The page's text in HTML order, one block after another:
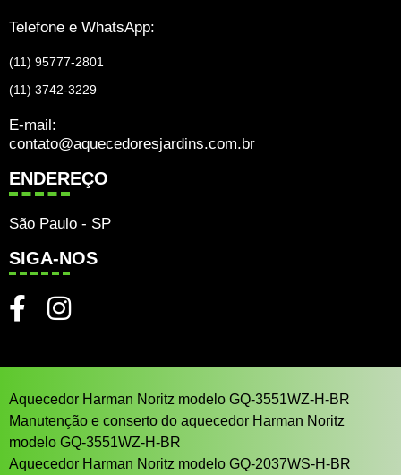
Telefone e WhatsApp:
(11) 95777-2801
(11) 3742-3229
E-mail:
contato@aquecedoresjardins.com.br
ENDEREÇO
São Paulo - SP
SIGA-NOS
Aquecedor Harman Noritz modelo GQ-3551WZ-H-BR
Manutenção e conserto do aquecedor Harman Noritz
modelo GQ-3551WZ-H-BR
Aquecedor Harman Noritz modelo GQ-2037WS-H-BR